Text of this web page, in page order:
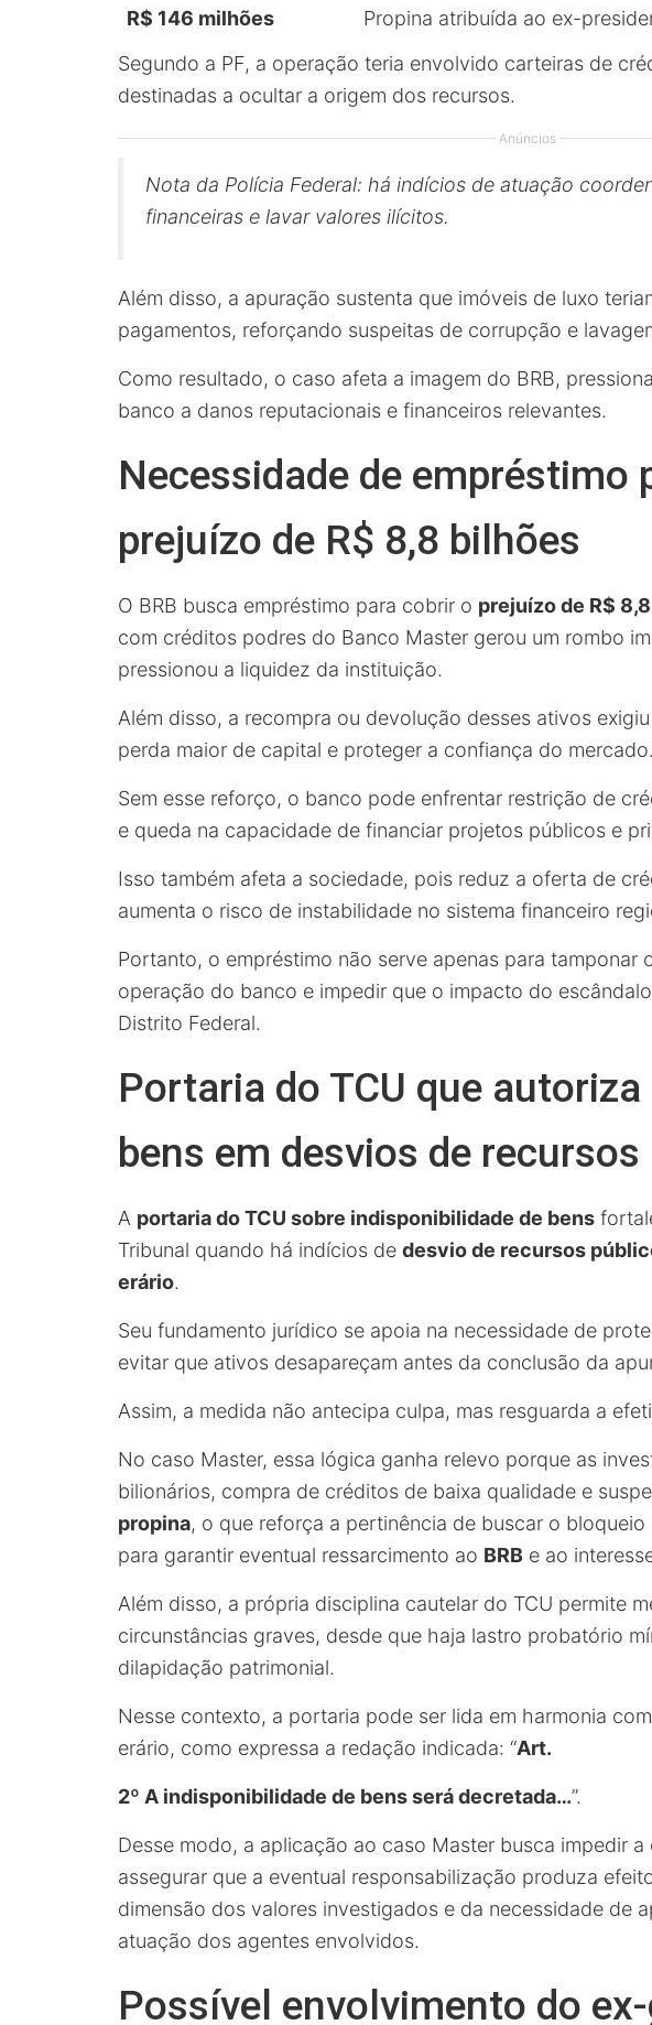
R$ 146 milhões
Propina atribuída ao ex-
Segundo a PF, a operação teria envolvido carteiras de
destinadas a ocultar a origem dos recursos.
Anúncios
Nota da Polícia Federal: há indícios de atuação
financeiras e lavar valores ilícitos.
Além disso, a apuração sustenta que imóveis de luxo
pagamentos, reforçando suspeitas de corrupção e
Como resultado, o caso afeta a imagem do BRB,
banco a danos reputacionais e financeiros relevantes.
Necessidade de empréstimo
prejuízo de R$ 8,8 bilhões
O BRB busca empréstimo para cobrir o prejuízo de R$
com créditos podres do Banco Master gerou um rombo
pressionou a liquidez da instituição.
Além disso, a recompra ou devolução desses ativos
perda maior de capital e proteger a confiança do mercado.
Sem esse reforço, o banco pode enfrentar restrição de
e queda na capacidade de financiar projetos públicos e
Isso também afeta a sociedade, pois reduz a oferta de
aumenta o risco de instabilidade no sistema financeiro
Portanto, o empréstimo não serve apenas para tamponar
operação do banco e impedir que o impacto do
Distrito Federal.
Portaria do TCU que
bens em desvios de
A portaria do TCU sobre indisponibilidade de bens
Tribunal quando há indícios de desvio de recursos
erário.
Seu fundamento jurídico se apoia na necessidade de
evitar que ativos desapareçam antes da conclusão da
Assim, a medida não antecipa culpa, mas resguarda a
No caso Master, essa lógica ganha relevo porque as
bilionários, compra de créditos de baixa qualidade e
propina, o que reforça a pertinência de buscar o
para garantir eventual ressarcimento ao BRB e ao
Além disso, a própria disciplina cautelar do TCU permite
circunstâncias graves, desde que haja lastro probatório
dilapidação patrimonial.
Nesse contexto, a portaria pode ser lida em harmonia
erário, como expressa a redação indicada: “Art.
2º A indisponibilidade de bens será decretada…”.
Desse modo, a aplicação ao caso Master busca impedir
assegurar que a eventual responsabilização produza
dimensão dos valores investigados e da necessidade de
atuação dos agentes envolvidos.
Possível envolvimento do